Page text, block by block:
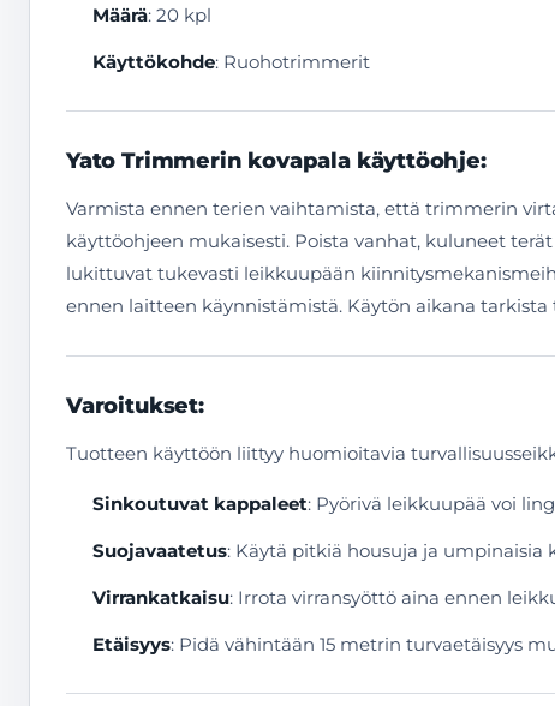
Määrä: 20 kpl
Käyttökohde: Ruohotrimmerit
Yato Trimmerin kovapala käyttöohje:
Varmista ennen terien vaihtamista, että trimmerin
käyttöohjeen mukaisesti. Poista vanhat, kuluneet
lukittuvat tukevasti leikkuupään
ennen laitteen käynnistämistä. Käytön aikana
Varoitukset:
Tuotteen käyttöön liittyy huomioitavia
Sinkoutuvat kappaleet: Pyörivä leikkuupää voi
Suojavaatetus: Käytä pitkiä housuja ja
Virrankatkaisu: Irrota virransyöttö aina ennen
Etäisyys: Pidä vähintään 15 metrin turvaetäisyys